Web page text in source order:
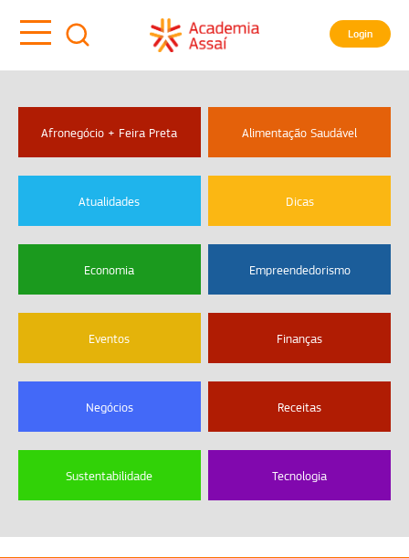
Login
Afronegócio + Feira Preta Alimentação Saudável
Atualidades Dicas
Economia Empreendedorismo
Eventos Finanças
Negócios Receitas
Sustentabilidade Tecnologia